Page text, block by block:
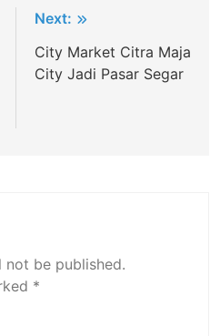
Next:
City Market Citra Maja
City Jadi Pasar Segar
not be published.
*